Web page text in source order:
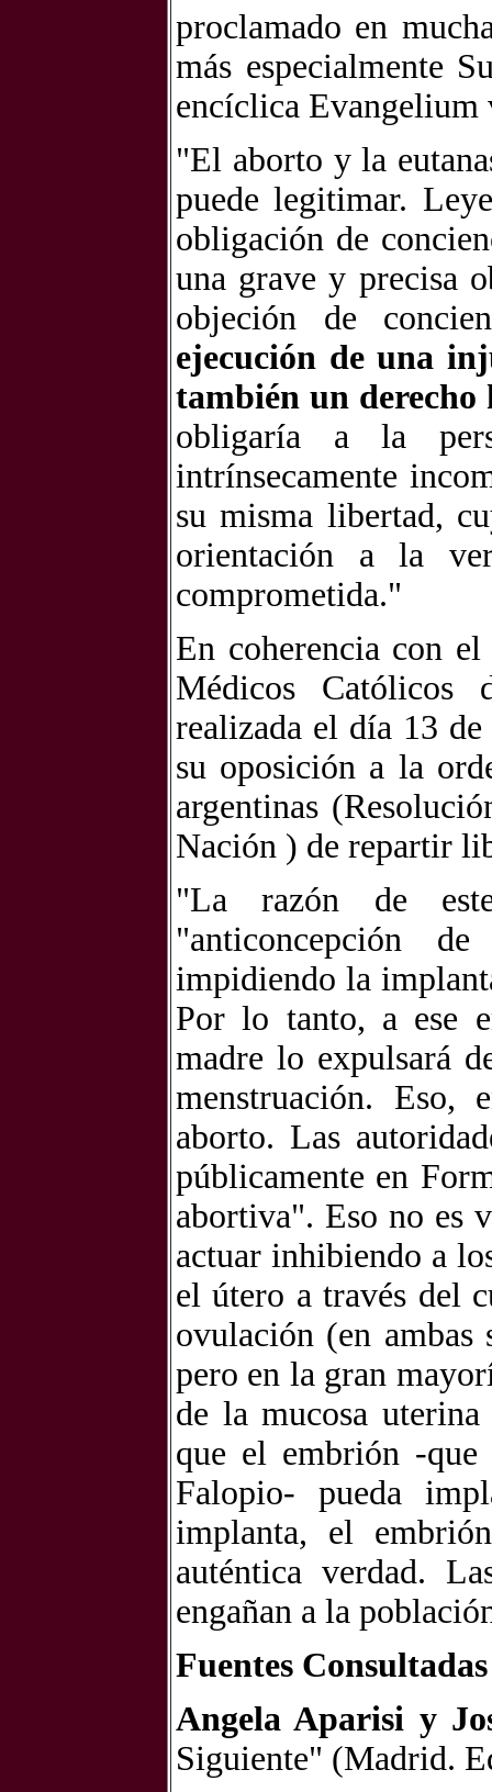
proclamado en
más especialmente
encíclica Evangelium
"El aborto y la
puede legitimar.
obligación de
una grave y precisa
objeción de
ejecución de una
también un
obligaría a la
intrínsecamente
su misma libertad,
orientación a la
comprometida."
En coherencia con
Médicos Católicos
realizada el día 13
su oposición a la
argentinas
Nación ) de repartir
"La razón de
"anticoncepción de
impidiendo la
Por lo tanto, a ese
madre lo expulsará
menstruación. Eso,
aborto. Las
públicamente en
abortiva". Eso no es
actuar inhibiendo a
el útero a través del
ovulación (en ambas
pero en la gran
de la mucosa
que el embrión -
Falopio- pueda
implanta, el
auténtica verdad.
engañan a la
Fuentes Consultadas
Angela Aparisi y
Siguiente" (Madrid.